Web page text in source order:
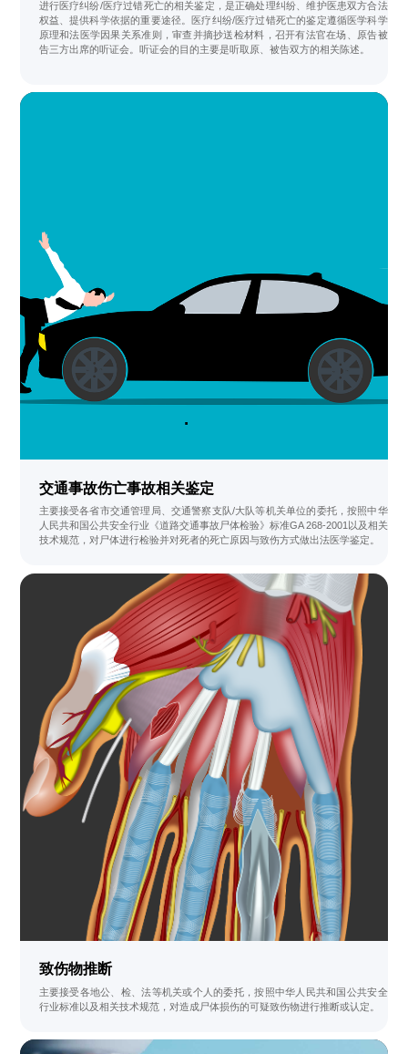
进行医疗纠纷/医疗过错死亡的相关鉴定，是正确处理纠纷、维护医患双方合法
权益、提供科学依据的重要途径。医疗纠纷/医疗过错死亡的鉴定遵循医学科学
原理和法医学因果关系准则，审查并摘抄送检材料，召开有法官在场、原告被
告三方出席的听证会。听证会的目的主要是听取原、被告双方的相关陈述。
交通事故伤亡事故相关鉴定
主要接受各省市交通管理局、交通警察支队/大队等机关单位的委托，按照中华
人民共和国公共安全行业《道路交通事故尸体检验》标准GA 268-2001以及相关
技术规范，对尸体进行检验并对死者的死亡原因与致伤方式做出法医学鉴定。
致伤物推断
主要接受各地公、检、法等机关或个人的委托，按照中华人民共和国公共安全
行业标准以及相关技术规范，对造成尸体损伤的可疑致伤物进行推断或认定。